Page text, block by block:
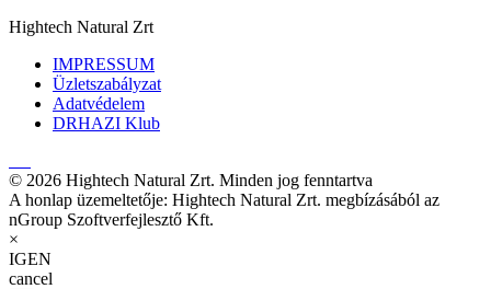
Hightech Natural Zrt
IMPRESSUM
Üzletszabályzat
Adatvédelem
DRHAZI Klub
© 2026 Hightech Natural Zrt. Minden jog fenntartva
A honlap üzemeltetője: Hightech Natural Zrt. megbízásából az
nGroup Szoftverfejlesztő Kft.
×
IGEN
cancel